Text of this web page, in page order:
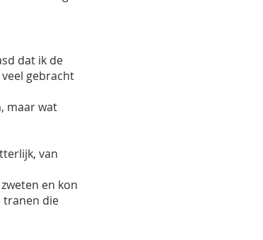
dat ik de
gebracht
maar wat
van
en kon
tranen die